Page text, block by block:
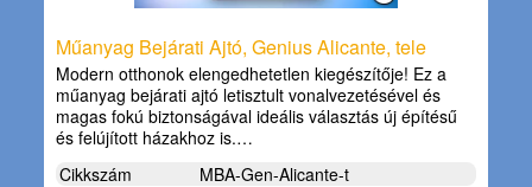
Műanyag Bejárati Ajtó, Genius Alicante, tele
Modern otthonok elengedhetetlen kiegészítője! Ez a
műanyag bejárati ajtó letisztult vonalvezetésével és
magas fokú biztonságával ideális választás új építésű
és felújított házakhoz is.…
Cikkszám
MBA-Gen-Alicante-t